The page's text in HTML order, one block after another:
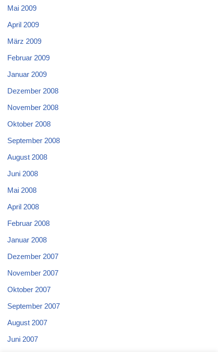
Mai 2009
April 2009
März 2009
Februar 2009
Januar 2009
Dezember 2008
November 2008
Oktober 2008
September 2008
August 2008
Juni 2008
Mai 2008
April 2008
Februar 2008
Januar 2008
Dezember 2007
November 2007
Oktober 2007
September 2007
August 2007
Juni 2007